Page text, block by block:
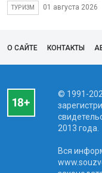
ТУРИЗМ 01 августа 2026
О САЙТЕ КОНТАКТЫ
© 1991-
2013 года.
Вся